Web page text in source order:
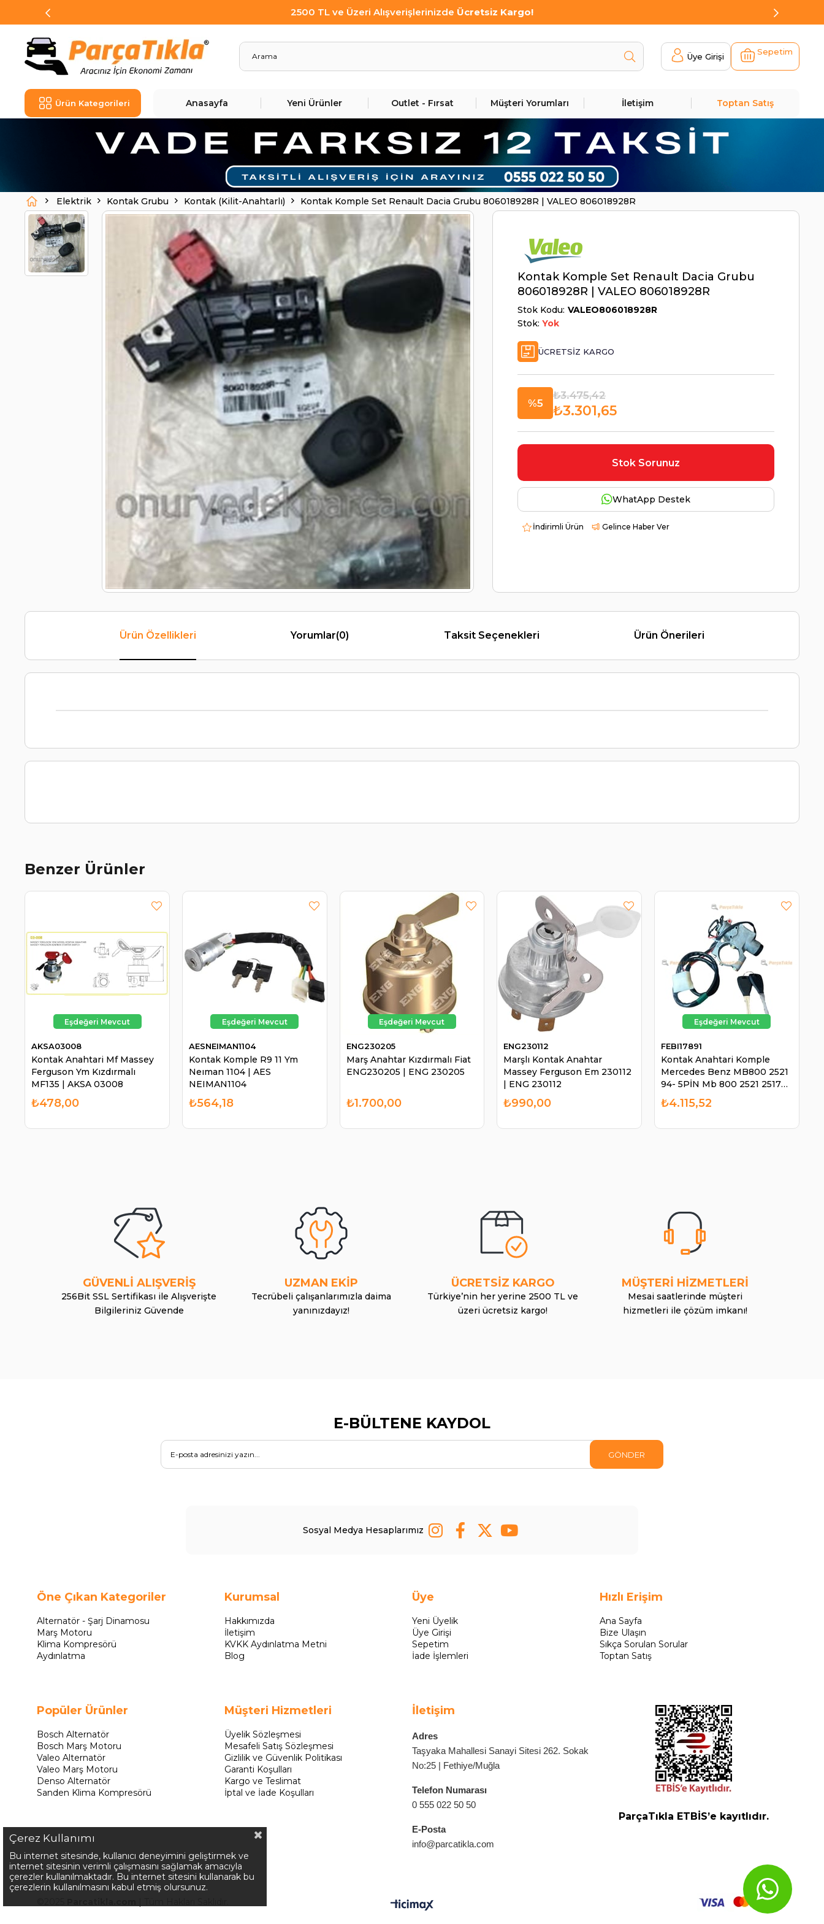
2500 TL ve Üzeri Alışverişlerinizde Ücretsiz Kargo!
Üye Girişi Sepetim
Ürün Kategorileri Anasayfa Yeni Ürünler Outlet - Fırsat Müşteri Yorumları İletişim Toptan Satış
Elektrik Kontak Grubu Kontak (Kilit-Anahtarlı) Kontak Komple Set Renault Dacia Grubu 806018928R | VALEO 806018928R
Kontak Komple Set Renault Dacia Grubu
806018928R | VALEO 806018928R
Stok Kodu VALEO806018928R
Stok: Yok
ÜCRETSIZ KARGO
₺3.475,42
₺3.301,65
5
Stok Sorunuz
WhatApp Destek
İndirimli Ürün Gelince Haber Ver
Ürün Özellikleri Yorumlar(0) Taksit Seçenekleri Ürün Önerileri
Benzer Ürünler
Kontak Anahtari Mf Massey
Ferguson Ym Kızdırmalı
MF135 | AKSA 03008
AKSA03008
₺478,00
Kontak Komple R9 11 Ym
Neıman 1104 | AES
NEIMAN1104
AESNEIMAN1104
₺564,18
Marş Anahtar Kızdırmalı Fiat
ENG230205 | ENG 230205
ENG230205
₺1.700,00
Marşlı Kontak Anahtar
Massey Ferguson Em 230112
| ENG 230112
ENG230112
₺990,00
Kontak Anahtari Komple
Mercedes Benz MB800 2521
94- 5PİN Mb 800 2521 2517
1994- SS972 | FEBI 17891
FEBI17891
₺4.115,52
GÜVENLİ ALIŞVERİŞ
256Bit SSL Sertifikası ile Alışverişte
Bilgileriniz Güvende
UZMAN EKİP
Tecrübeli çalışanlarımızla daima
yanınızdayız!
ÜCRETSİZ KARGO
Türkiye’nin her yerine 2500 TL ve
üzeri ücretsiz kargo!
MÜŞTERİ HİZMETLERİ
Mesai saatlerinde müşteri
hizmetleri ile çözüm imkanı!
E-BÜLTENE KAYDOL
GÖNDER
Sosyal Medya Hesaplarımız
Öne Çıkan Kategoriler
Alternatör - Şarj Dinamosu
Marş Motoru
Klima Kompresörü
Aydınlatma
Popüler Ürünler
Bosch Alternatör
Bosch Marş Motoru
Valeo Alternatör
Valeo Marş Motoru
Denso Alternatör
Sanden Klima Kompresörü
Kurumsal
Hakkımızda
İletişim
KVKK Aydınlatma Metni
Blog
Müşteri Hizmetleri
Üyelik Sözleşmesi
Mesafeli Satış Sözleşmesi
Gizlilik ve Güvenlik Politikası
Garanti Koşulları
Kargo ve Teslimat
İptal ve İade Koşulları
Üye
Yeni Üyelik
Üye Girişi
Sepetim
İade İşlemleri
İletişim
Adres
Taşyaka Mahallesi Sanayi Sitesi 262. Sokak
No:25 | Fethiye/Muğla
Telefon Numarası
0 555 022 50 50
E-Posta
info@parcatikla.com
Hızlı Erişim
Ana Sayfa
Bize Ulaşın
Sıkça Sorulan Sorular
Toptan Satış
ParçaTıkla ETBİS’e kayıtlıdır.
Çerez Kullanımı
Bu internet sitesinde, kullanıcı deneyimini geliştirmek ve
internet sitesinin verimli çalışmasını sağlamak amacıyla
çerezler kullanılmaktadır. Bu internet sitesini kullanarak bu
çerezlerin kullanılmasını kabul etmiş olursunuz.